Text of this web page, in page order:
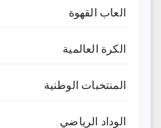
العاب القهوة
الكرة العالمية
المنتخبات الوطنية
الوداد الرياضي